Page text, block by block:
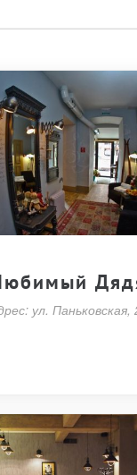
ул. Паньковская,